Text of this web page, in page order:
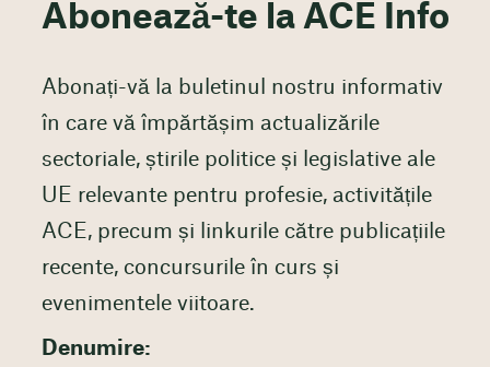
Abonează-te la ACE Info
Abonați-vă la buletinul nostru informativ
în care vă împărtășim actualizările
sectoriale, știrile politice și legislative ale
UE relevante pentru profesie, activitățile
ACE, precum și linkurile către publicațiile
recente, concursurile în curs și
evenimentele viitoare.